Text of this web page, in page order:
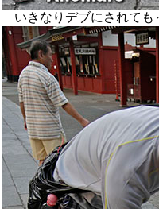
いきなりデブにされて